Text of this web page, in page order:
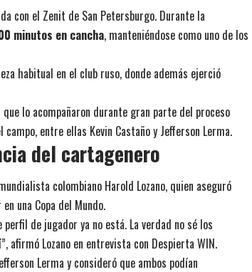
con el Zenit de San Petersburgo. Durante la
minutos en cancha, manteniéndose como uno de los
habitual en el club ruso, donde además ejerció
lo acompañaron durante gran parte del proceso
entre ellas Kevin Castaño y Jefferson Lerma.
del cartagenero
colombiano Harold Lozano, quien aseguró
una Copa del Mundo.
de jugador ya no está. La verdad no sé los
afirmó Lozano en entrevista con Despierta WIN.
Lerma y consideró que ambos podían